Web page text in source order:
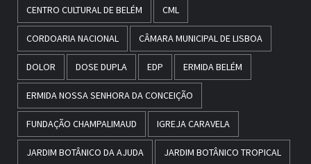
CENTRO CULTURAL DE BELÉM CML
CORDOARIA NACIONAL CÂMARA MUNICIPAL DE LISBOA
DOLOR DOSE DUPLA EDP ERMIDA BELÉM
ERMIDA NOSSA SENHORA DA CONCEIÇÃO
FUNDAÇÃO CHAMPALIMAUD IGREJA CARAVELA
JARDIM BOTÂNICO DA AJUDA JARDIM BOTÂNICO TROPICAL